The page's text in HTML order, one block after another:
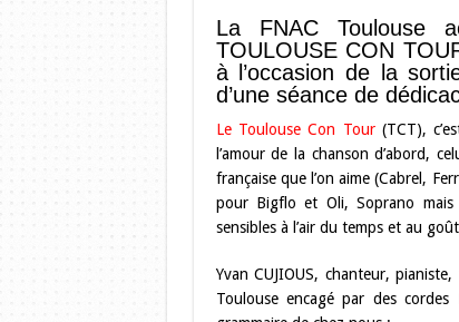
La FNAC Toulouse
TOULOUSE CON
à l’occasion de la
d’une séance de
Le Toulouse Con Tour(TCT),
l’amour de la chanson d’abord,
française que l’on aime (Cabrel,
pour Bigflo et Oli, Soprano
sensibles à l’air du temps et au
Yvan CUJIOUS, chanteur,
Toulouse encagé par des